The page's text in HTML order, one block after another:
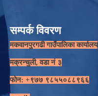
सम्पर्क विवरण
मकवानपुरगढी गाउँपालिका कार्यालय
मक्रन्चुली, वडा नं ३
फोन: +९७७ ९८५५०८८९६६